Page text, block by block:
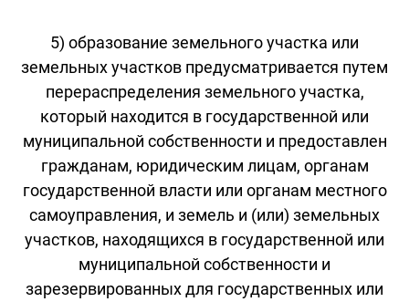
5) образование земельного участка или
земельных участков предусматривается путем
перераспределения земельного участка,
который находится в государственной или
муниципальной собственности и предоставлен
гражданам, юридическим лицам, органам
государственной власти или органам местного
самоуправления, и земель и (или) земельных
участков, находящихся в государственной или
муниципальной собственности и
зарезервированных для государственных или